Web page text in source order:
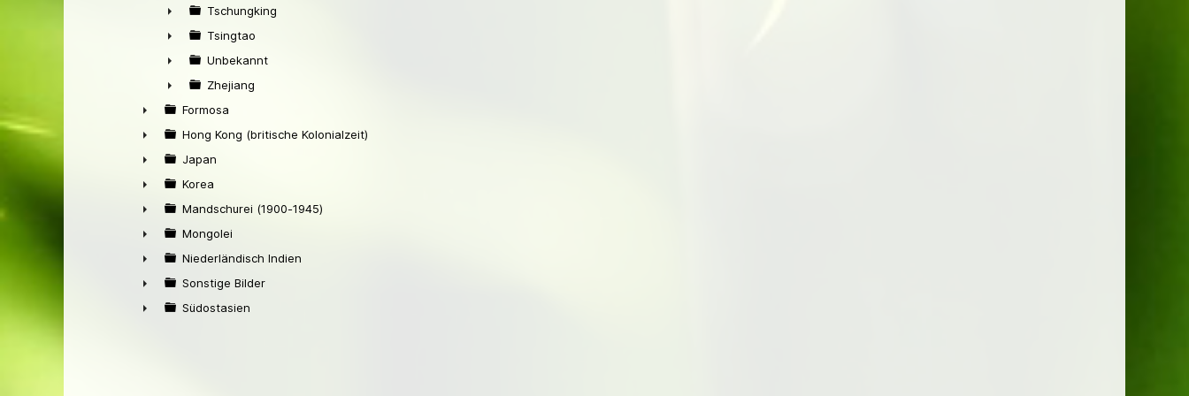
►
►
Tschungking
►
Tsingtao
►
Unbekannt
►
Zhejiang
►
Formosa
►
Hong Kong (britische Kolonialzeit)
►
Japan
►
Korea
►
Mandschurei (1900-1945)
►
Mongolei
►
Niederländisch Indien
►
Sonstige Bilder
Südostasien